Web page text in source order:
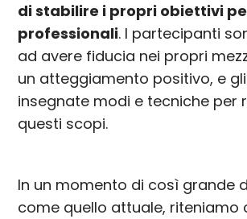
di stabilire i propri obiettivi
professionali. I partecipanti
ad avere fiducia nei propri
un atteggiamento positivo, e
insegnate modi e tecniche per
questi scopi.
In un momento di così grande
come quello attuale, riteniamo